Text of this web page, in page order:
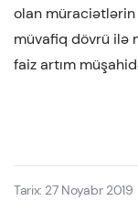
olan müraciətlərin
müvafiq dövrü ilə
faiz artım
Tarix: 27 Noyabr 2019